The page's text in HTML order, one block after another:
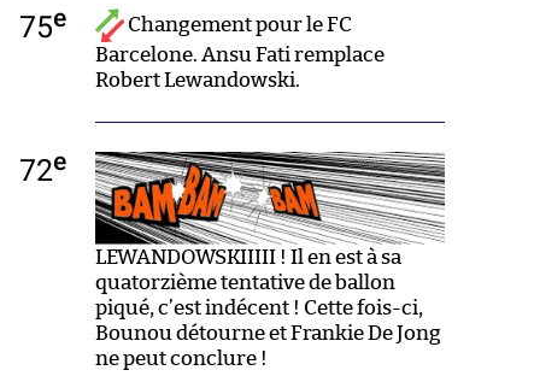
75e
Changement pour le FC
Barcelone. Ansu Fati remplace
Robert Lewandowski.
72e
LEWANDOWSKIIIII ! Il en est à sa
quatorzième tentative de ballon
piqué, c’est indécent ! Cette fois-ci,
Bounou détourne et Frankie De Jong
ne peut conclure !